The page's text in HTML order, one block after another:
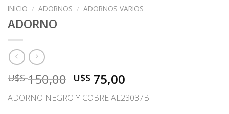
INICIO / ADORNOS / ADORNOS VARIOS
ADORNO
U$S150,00 El
precio
original
U$S 75,00
precio
actual
ADORNO NEGRO Y COBRE AL23037B